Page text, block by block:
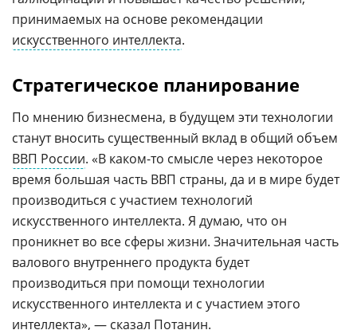
принимаемых на основе рекомендации
искусственного интеллекта.
Стратегическое планирование
По мнению бизнесмена, в будущем эти технологии
станут вносить существенный вклад в общий объем
ВВП России. «В каком-то смысле через некоторое
время большая часть ВВП страны, да и в мире будет
производиться с участием технологий
искусственного интеллекта. Я думаю, что он
проникнет во все сферы жизни. Значительная часть
валового внутреннего продукта будет
производиться при помощи технологии
искусственного интеллекта и с участием этого
интеллекта», — сказал Потанин.